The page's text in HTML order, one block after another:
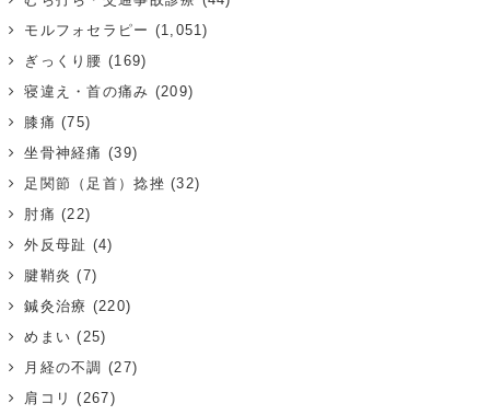
モルフォセラピー (1,051)
ぎっくり腰 (169)
寝違え・首の痛み (209)
膝痛 (75)
坐骨神経痛 (39)
足関節（足首）捻挫 (32)
肘痛 (22)
外反母趾 (4)
腱鞘炎 (7)
鍼灸治療 (220)
めまい (25)
月経の不調 (27)
肩コリ (267)